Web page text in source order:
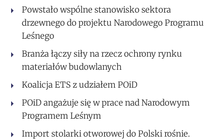
Powstało wspólne stanowisko sektora
drzewnego do projektu Narodowego Programu
Leśnego
Branża łączy siły na rzecz ochrony rynku
materiałów budowlanych
Koalicja ETS z udziałem POiD
POiD angażuje się w prace nad Narodowym
Programem Leśnym
Import stolarki otworowej do Polski rośnie.